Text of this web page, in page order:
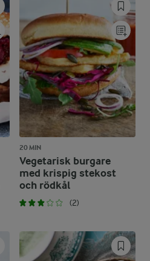
20 MIN
Vegetarisk burgare
med krispig stekost
och rödkål
(2)